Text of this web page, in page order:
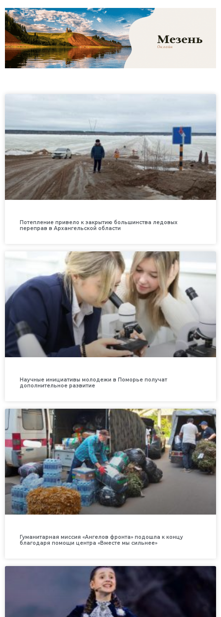
Потепление привело к закрытию большинства ледовых
переправ в Архангельской области
Научные инициативы молодежи в Поморье получат
дополнительное развитие
Гуманитарная миссия «Ангелов фронта» подошла к концу
благодаря помощи центра «Вместе мы сильнее»